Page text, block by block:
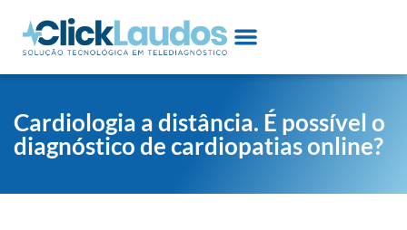
Cardiologia a distância. É possível o
diagnóstico de cardiopatias online?